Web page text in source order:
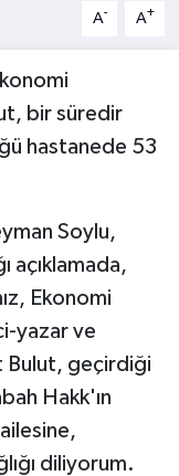
A- A+
bir süredir
hastanede 53
Soylu,
açıklamada,
Ekonomi
yazar ve
Bulut, geçirdiği
Hakk'ın
diliyorum.